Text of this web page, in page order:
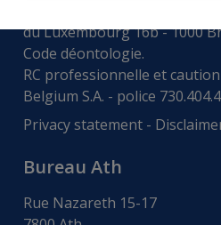
du Luxembourg 16b - 1000
Code déontologie.
RC professionnelle et
Belgium S.A. - police
Privacy statement -
Bureau Ath
Rue Nazareth 15-17